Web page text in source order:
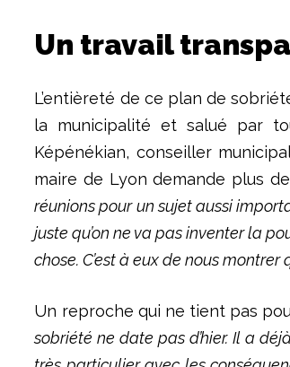
Un travail
L’entièreté de ce plan de
la municipalité et salué par
Képénékian, conseiller
maire de Lyon demande plus
réunions pour un sujet aussi
juste qu’on ne va pas inventer la
chose. C’est à eux de nous
Un reproche qui ne tient pas
sobriété ne date pas d’hier. Il a